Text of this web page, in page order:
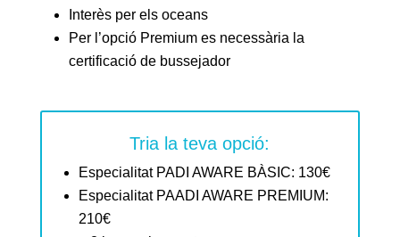
Interès per els oceans
Per l’opció Premium es necessària la
certificació de bussejador
Tria la teva opció:
Especialitat PADI AWARE BÀSIC: 130€
Especialitat PAADI AWARE PREMIUM:
210€